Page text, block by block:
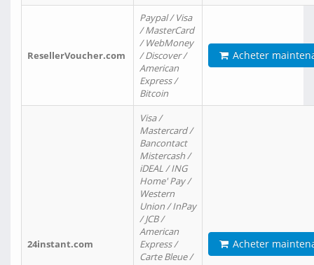
ResellerVoucher.com
Paypal / Visa
/ MasterCard
/ WebMoney
/ Discover /
American
Express /
Bitcoin
Acheter
24instant.com
Visa /
Mastercard /
Bancontact
Mistercash /
iDEAL / ING
Home' Pay /
Western
Union / InPay
/ JCB /
American
Express /
Carte Bleue /
Acheter